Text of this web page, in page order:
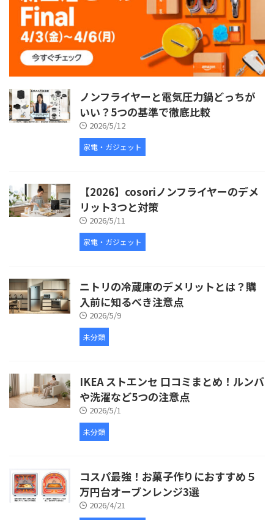
ノンフライヤーと電気圧力鍋どっちが
いい？5つの基準で徹底比較
2026/5/12
家電・ガジェット
【2026】cosoriノンフライヤーのデメ
リット3つと対策
2026/5/11
家電・ガジェット
ニトリの冷蔵庫のデメリットとは？購
入前に知るべき注意点
2026/5/9
未分類
IKEA ストエンセ 口コミまとめ！ルンバ
や洗濯など5つの注意点
2026/5/1
未分類
コスパ最強！お菓子作りにおすすめ５
万円台オーブンレンジ3選
2026/4/21